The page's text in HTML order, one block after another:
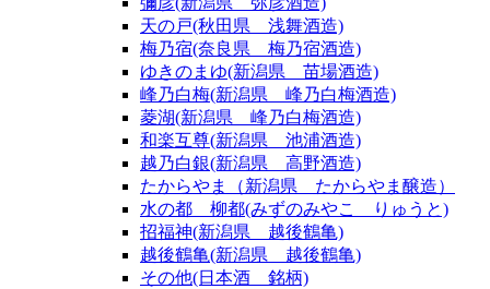
天の戸(秋田県 浅舞酒造)
梅乃宿(奈良県 梅乃宿酒造)
ゆきのまゆ(新潟県 苗場酒造)
峰乃白梅(新潟県 峰乃白梅酒造)
菱湖(新潟県 峰乃白梅酒造)
和楽互尊(新潟県 池浦酒造)
越乃白銀(新潟県 高野酒造)
たからやま（新潟県 たからやま醸造）
水の都 柳都(みずのみやこ りゅうと)
招福神(新潟県 越後鶴亀)
越後鶴亀(新潟県 越後鶴亀)
その他(日本酒 銘柄)